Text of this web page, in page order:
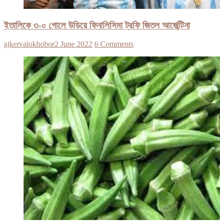
ইতালিকে ৩-০ গোলে উড়িয়ে ফিনালিসিমা ট্রফি জিতল আর্জেন্টিনা
ajkervalokhobor2 June 2022 6 Comments